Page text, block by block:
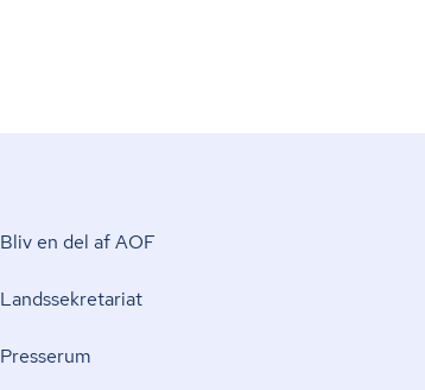
Bliv en del af AOF
Lands­se­kre­ta­ri­at
Presserum